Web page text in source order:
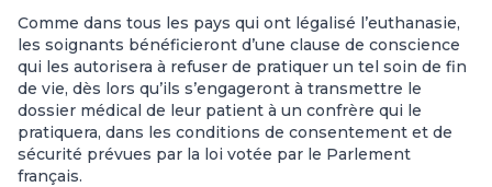
Comme dans tous les pays qui ont légalisé l’euthanasie,
les soignants bénéficieront d’une clause de conscience
qui les autorisera à refuser de pratiquer un tel soin de fin
de vie, dès lors qu’ils s’engageront à transmettre le
dossier médical de leur patient à un confrère qui le
pratiquera, dans les conditions de consentement et de
sécurité prévues par la loi votée par le Parlement
français.